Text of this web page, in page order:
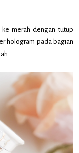
merah dengan tutup
hologram pada bagian